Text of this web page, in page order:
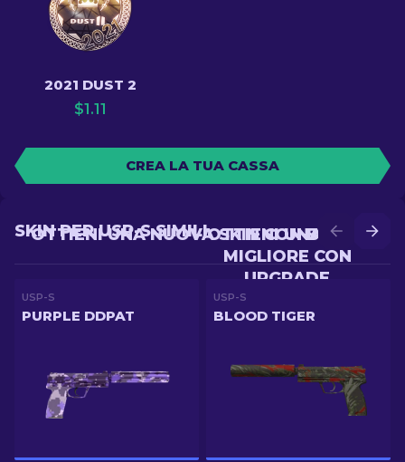
2021 DUST 2
$1.11
CREA LA TUA CASSA
OTTIENI UNA SKIN
MIGLIORE CON
UPGRADE
OTTIENI UNA NUOVA SKIN CON BATTLE
SKIN PER USP-S SIMILI
USP-S
PURPLE DDPAT
USP-S
BLOOD TIGER